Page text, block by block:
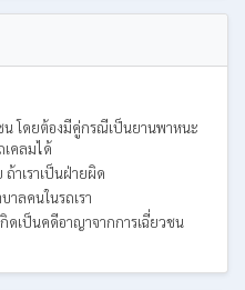
น โดยต้องมีคู่กรณีเป็นยานพาหนะ
เคลมได้
าเราเป็นฝ่ายผิด
ลคนในรถเรา
ดเป็นคดีอาญาจากการเฉี่ยวชน